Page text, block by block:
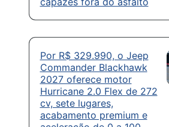
Por R$ 329.990, o Jeep
Commander Blackhawk
2027 oferece motor
Hurricane 2.0 Flex de 272
cv, sete lugares,
acabamento premium e